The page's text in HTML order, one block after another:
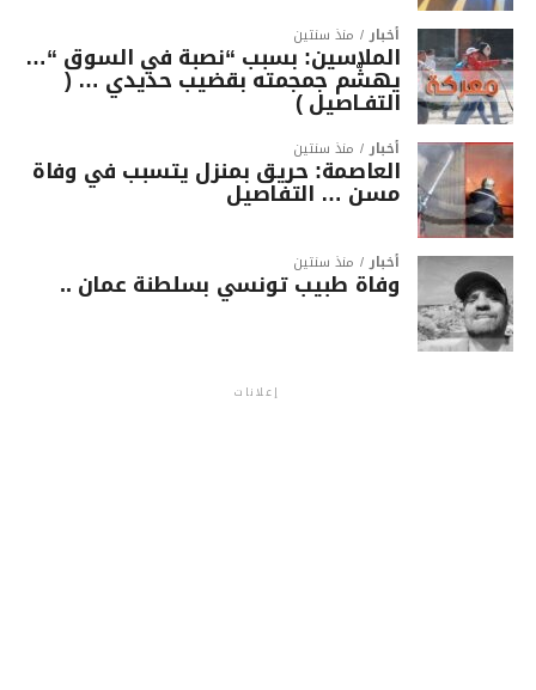
أخبار منذ سنتين
الملاسين: بسبب “نصبة في السوق “…
يهشّم جمجمته بقضيب حديدي … (
التفـاصيل )
أخبار منذ سنتين
العاصمة: حريق بمنزل يتسبب في وفاة
مسن … التفاصيل
أخبار منذ سنتين
وفاة طبيب تونسي بسلطنة عمان ..
إعلانات